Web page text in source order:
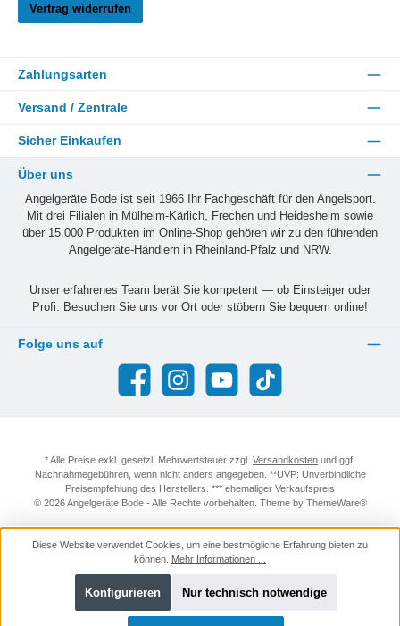
Vertrag widerrufen
Zahlungsarten
Versand / Zentrale
Sicher Einkaufen
Über uns
Angelgeräte Bode ist seit 1966 Ihr Fachgeschäft für den Angelsport.
Mit drei Filialen in Mülheim-Kärlich, Frechen und Heidesheim sowie
über 15.000 Produkten im Online-Shop gehören wir zu den führenden
Angelgeräte-Händlern in Rheinland-Pfalz und NRW.
Unser erfahrenes Team berät Sie kompetent — ob Einsteiger oder
Profi. Besuchen Sie uns vor Ort oder stöbern Sie bequem online!
Folge uns auf
Facebook Instagram YouTube TikTok
* Alle Preise exkl. gesetzl. Mehrwertsteuer zzgl. Versandkosten und ggf.
Nachnahmegebühren, wenn nicht anders angegeben. **UVP: Unverbindliche
Preisempfehlung des Herstellers. *** ehemaliger Verkaufspreis
© 2026 Angelgeräte Bode - Alle Rechte vorbehalten. Theme by ThemeWare®
Diese Website verwendet Cookies, um eine bestmögliche Erfahrung bieten zu
können. Mehr Informationen ...
Nur technisch notwendige
Konfigurieren